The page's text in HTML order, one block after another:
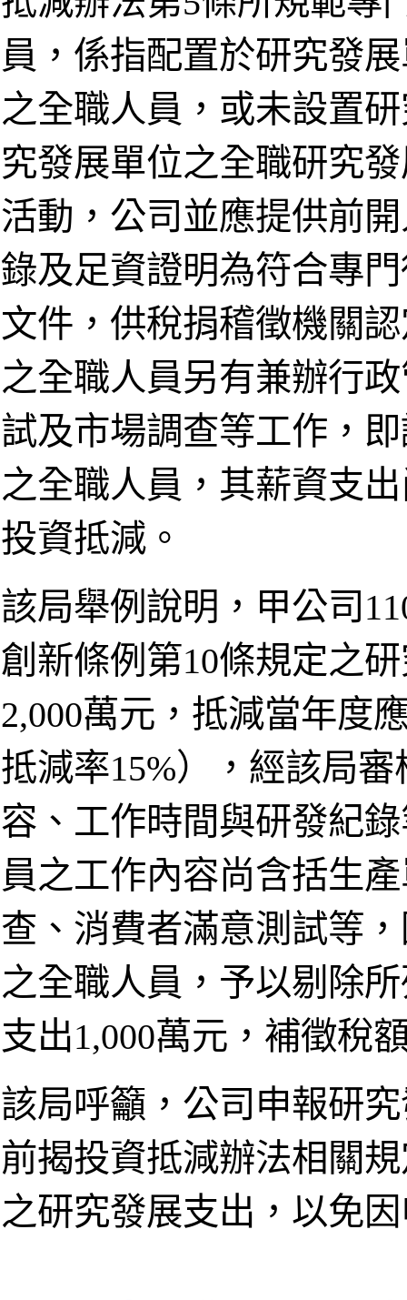
員，係指配置於研究發
之全職人員，或未設置
究發展單位之全職研究
活動，公司並應提供前
錄及足資證明為符合專
文件，供稅捐稽徵機關
之全職人員另有兼辦行
試及市場調查等工作，
之全職人員，其薪資支
投資抵減。
該局舉例說明，甲公司
創新條例第10條規定之
2,000萬元，抵減當年度
抵減率15%），經該局
容、工作時間與研發紀
員之工作內容尚含括生
查、消費者滿意測試等
之全職人員，予以剔除
支出1,000萬元，補徵稅
該局呼籲，公司申報研
前揭投資抵減辦法相關
之研究發展支出，以免